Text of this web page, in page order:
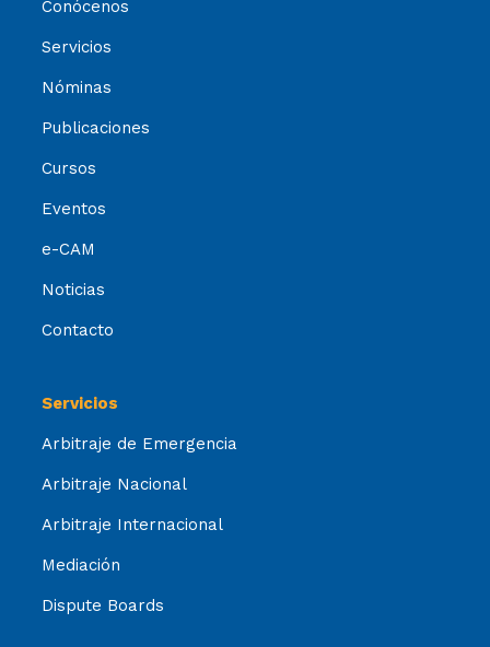
Conócenos
Servicios
Nóminas
Publicaciones
Cursos
Eventos
e-CAM
Noticias
Contacto
Servicios
Arbitraje de Emergencia
Arbitraje Nacional
Arbitraje Internacional
Mediación
Dispute Boards